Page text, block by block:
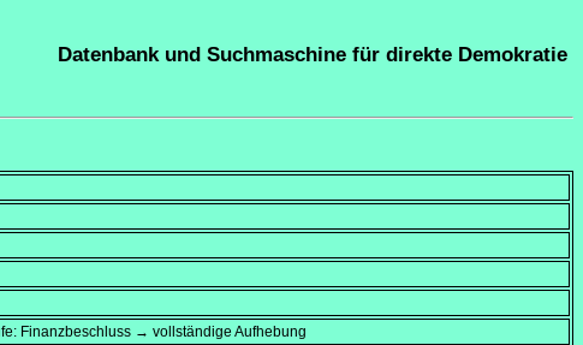
Datenbank und Suchmaschine für direkte Demokratie
Finanzbeschluss → vollständige Aufhebung